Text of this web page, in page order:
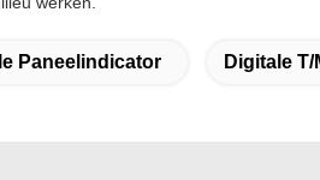
Paneelindicator Digitale